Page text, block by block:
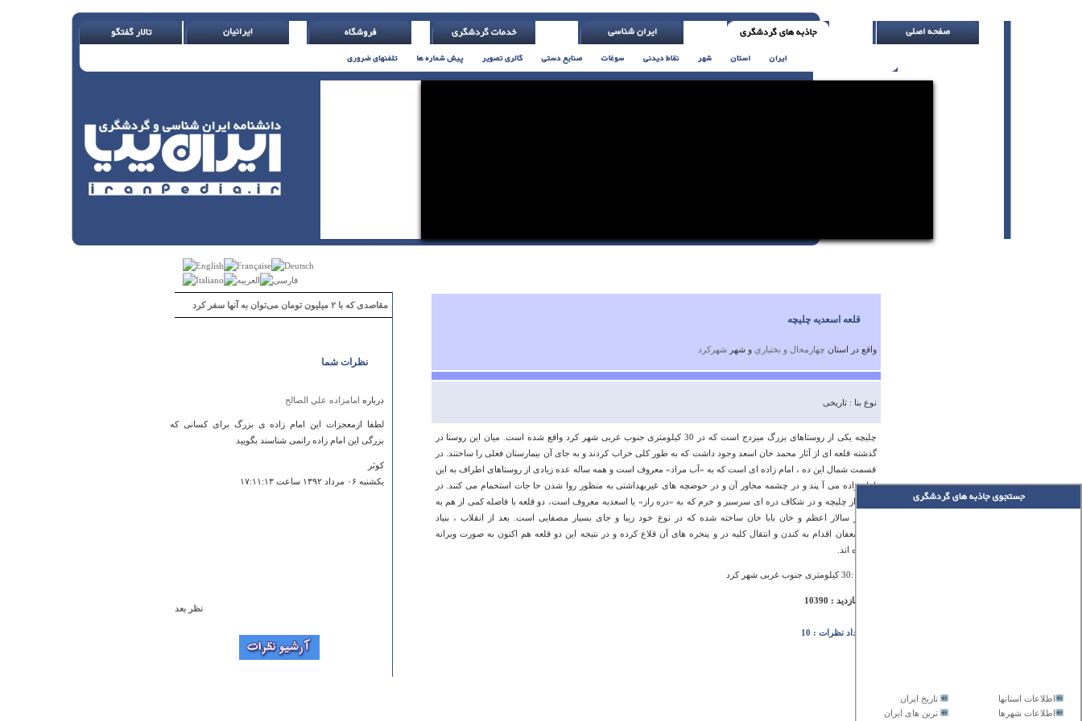
تاریخ ایران
اطلاعات استانها
ترین های ایران
اطلاعات شهرها
مقاصدی که با ۲ میلیون تومان می‌توان به آنها سفر کرد
نظرات شما
درباره امامزاده علي الصالح
لطفا ازمعجزات این امام زاده ی بزرگ برای کسانی که
بزرگی این امام زاده رانمی شناسند بگویید
کوثر
يكشنبه ۰۶ مرداد ۱۳۹۲ ساعت ۱۷:۱۱:۱۳
باسلا م باتشکر از زحمات شما حیف که دیر به داد آثار
نظر بعد
قلعه اسعدیه چلیچه
واقع در استان چهارمحال و بختياري و شهرشهركرد
نوع بنا : تاریخی
چلیچه یکی از روستاهای بزرگ میزدج است که در 30 کیلومتری جنوب غربی شهر کرد واقع شده است. میان این روستا در
گذشته قلعه ای از آثار محمد خان اسعد وجود داشت که به طور کلی خراب کردند و به جای آن بیمارستان فعلی را ساختند. در
قسمت شمال این ده ، امام زاده ای است که به «آب مراد» معروف است و همه ساله عده زیادی از روستاهای اطراف به این
امام زاده می آ پند و در چشمه مجاور آن و در حوضچه های غیربهداشتی به منظور روا شدن حا جات استحمام می کنند. در
خارج از چلیچه و در شکاف دره ای سرسبز و خرم که به «دره راز» یا اسعدیه معروف است، دو قلعه با فاصله کمی از هم به
دستور سالار اعظم و خان بابا خان ساخته شده که در نوع خود زیبا و جای بسیار مصفایی است. بعد از انقلاب ، بنیاد
مستضعفان اقدام به کندن و انتقال کلیه در و پنجره های آن قلاع کرده و در نتیجه این دو قلعه هم اکنون به صورت ویرانه
درآمده اند.
آدرس :30 کیلومتری جنوب غربی شهر کرد
تعداد بازدید : 10390
تعداد نظرات : 10